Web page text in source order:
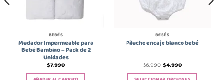
BEBÉS
Mudador Impermeable para
Bebé Bambino – Pack de 2
Unidades
$7.990
BEBÉS
Pilucho encaje blanco bebé
$6.990 El
precio
original
$4.990El
actual